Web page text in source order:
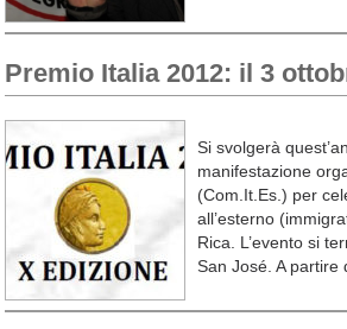
Premio Italia 2012: il 3
Si svolgerà
manifestazione
(Com.It.Es.) per
all’esterno
Rica. L’evento si
San José. A